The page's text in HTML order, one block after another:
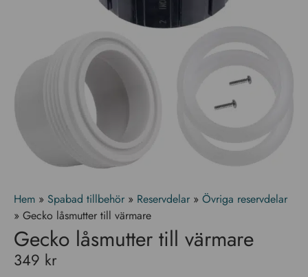
Hem » Spabad tillbehör » Reservdelar » Övriga reservdelar
» Gecko låsmutter till värmare
Gecko låsmutter till värmare
349 kr